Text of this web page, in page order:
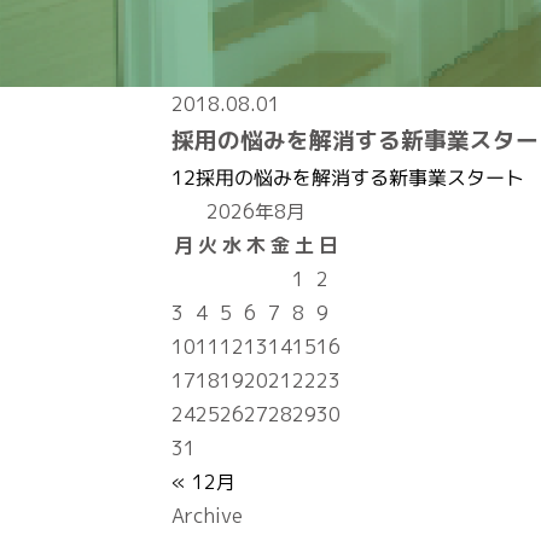
2018.08.01
採用の悩みを解消する新事業スタ
12採用の悩みを解消する新事業スタート
2026年8月
月 火 水木金土 日
1
2
3 4 5 6 7 8 9
1011 1213141516
1718192021 2223
24252627282930
31
« 12月
Archive